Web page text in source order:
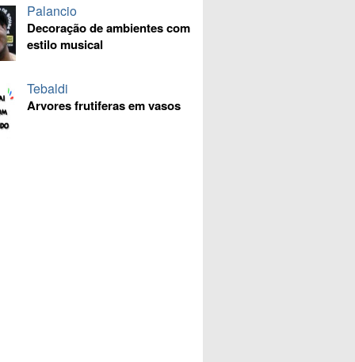
Palancio
Decoração de ambientes com
estilo musical
Tebaldi
Arvores frutiferas em vasos